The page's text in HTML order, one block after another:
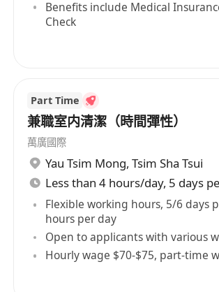
Benefits include Medical
Check
Part Time
兼職室内清潔（時間彈性）
萬廣國際
Yau Tsim Mong, Tsim Sha Tsui
Less than 4 hours/day, 5 days
Flexible working hours, 5/6 days
hours per day
Open to applicants with various
Hourly wage $70-$75, part-time